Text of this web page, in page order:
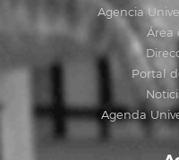
Agencia
Área
Portal
Agenda